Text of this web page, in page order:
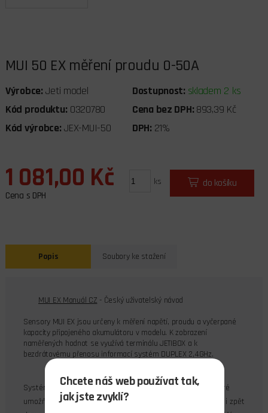
MUI 50 EX měření proudu 0-50A
Výrobce: Jeti model Dostupnost: skladem 2 ks
Kód produktu: 0320780 Cena bez DPH: 893,39 Kč
Kód výrobce: JEX-MUI-50 DPH: 21%
1 081,00 Kč
Cena s DPH
ks do košíku
Popis Soubory ke stažení
MUI EX Manuál CZ - Český uživatelský návod
Sensory MUI EX jsou určeny k měření napětí, proudu a vyčerpané
kapacity připojeného akumulátoru v modelu. K zobrazení
naměřených hodnot se využívá terminálu JETIBOX a k
bezdrátovému přenosu informací systém DUPLEX 2,4GHz.
Systém Duplex využívá pro komunikaci pásmo 2,4GHz, které
umožňuje přenášet data nejen do modelu k jeho řízení, ale i zpět
Chcete náš web používat tak,
jak jste zvyklí?